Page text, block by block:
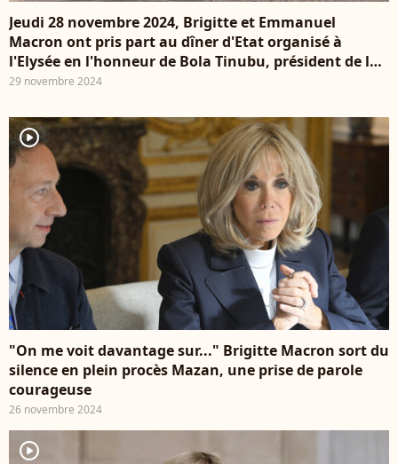
Jeudi 28 novembre 2024, Brigitte et Emmanuel
Macron ont pris part au dîner d'Etat organisé à
l'Elysée en l'honneur de Bola Tinubu, président de la
République fédérale du Nigeria et de son épouse,
impression avec leur élégance distinguée
29 novembre 2024
player2
"On me voit davantage sur..." Brigitte Macron sort du
silence en plein procès Mazan, une prise de parole
courageuse
26 novembre 2024
player2